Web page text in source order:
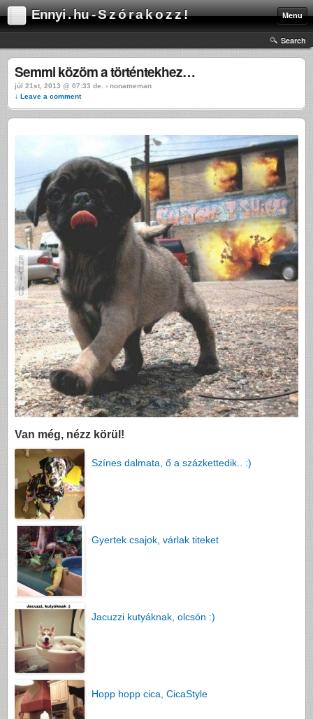
Ennyi . hu - S z ó r a k o z z ! Menu
Search
Semmi közöm a történtekhez…
júl 21st, 2013 @ 07:33 de. › nonameman
↓ Leave a comment
Van még, nézz körül!
Színes dalmata, ő a százkettedik.. :)
Gyertek csajok, várlak titeket
Jacuzzi kutyáknak, olcsón :)
Hopp hopp cica, CicaStyle